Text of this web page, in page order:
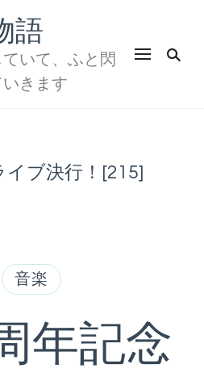
語
いて、ふと閃
きます
イブ決行！[215]
音楽
年記念